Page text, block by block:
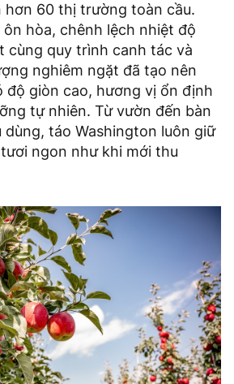
hơn 60 thị trường toàn cầu.
hòa, chênh lệch nhiệt độ
cùng quy trình canh tác và
nghiêm ngặt đã tạo nên
độ giòn cao, hương vị ổn định
tự nhiên. Từ vườn đến bàn
dùng, táo Washington luôn giữ
ngon như khi mới thu